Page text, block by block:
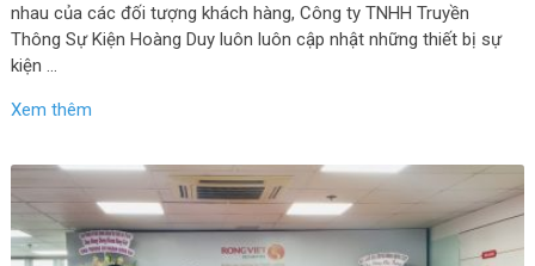
nhau của các đối tượng khách hàng, Công ty TNHH Truyền
Thông Sự Kiện Hoàng Duy luôn luôn cập nhật những thiết bị sự
kiện …
Xem thêm